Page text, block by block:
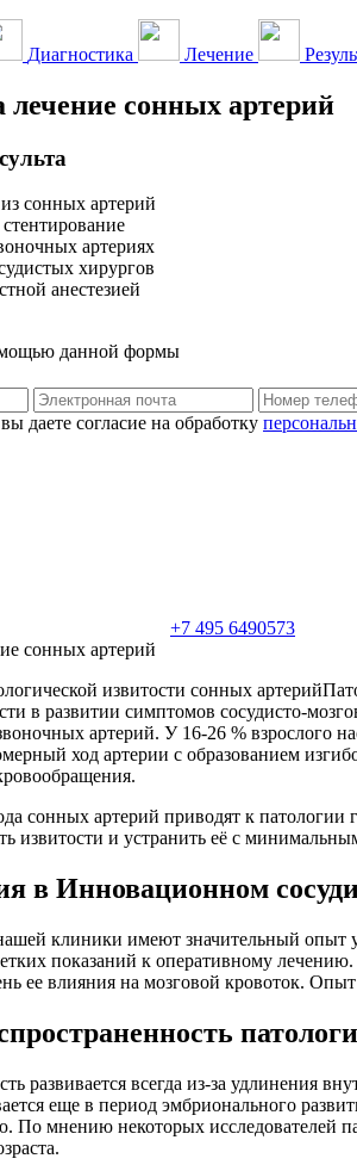
Диагностика Лечение
лечение сонных артерий
сонных артерий
артериях
хирургов
анестезией
данной формы
даете согласие на обработку
+7 495 6490573
в развитии симптомов сосудисто-
артерий. У 16-26 % взрослого
ход артерии с образованием
сонных артерий приводят к
извитости и устранить её с
в Инновационном
клиники имеют значительный опыт
показаний к оперативному
ее влияния на мозговой кровоток.
развивается всегда из-за удлинения
еще в период эмбрионального
По мнению некоторых исследователей